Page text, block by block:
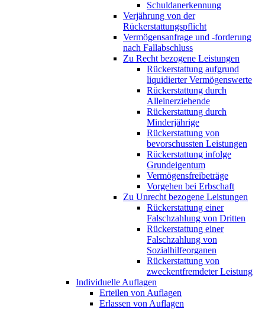
Schuldanerkennung
Verjährung von der
Rückerstattungspflicht
Vermögensanfrage und -forderung
nach Fallabschluss
Zu Recht bezogene Leistungen
Rückerstattung aufgrund
liquidierter Vermögenswerte
Rückerstattung durch
Alleinerziehende
Rückerstattung durch
Minderjährige
Rückerstattung von
bevorschussten Leistungen
Rückerstattung infolge
Grundeigentum
Vermögensfreibeträge
Vorgehen bei Erbschaft
Zu Unrecht bezogene Leistungen
Rückerstattung einer
Falschzahlung von Dritten
Rückerstattung einer
Falschzahlung von
Sozialhilfeorganen
Rückerstattung von
zweckentfremdeter Leistung
Individuelle Auflagen
Erteilen von Auflagen
Erlassen von Auflagen